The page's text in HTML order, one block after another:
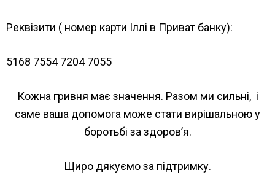
Реквізити ( номер карти Іллі в Приват банку):
5168 7554 7204 7055
Кожна гривня має значення. Разом ми сильні, і
саме ваша допомога може стати вирішальною у
боротьбі за здоров’я.
Щиро дякуємо за підтримку.